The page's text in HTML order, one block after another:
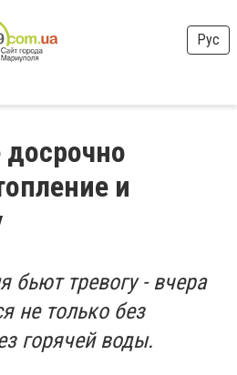
Рус
и
бьют тревогу - вчера
не только без
горячей воды.